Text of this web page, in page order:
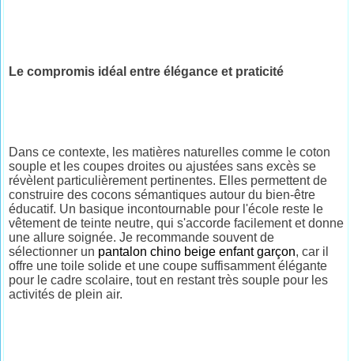
Le compromis idéal entre élégance et praticité
Dans ce contexte, les matières naturelles comme le coton
souple et les coupes droites ou ajustées sans excès se
révèlent particulièrement pertinentes. Elles permettent de
construire des cocons sémantiques autour du bien-être
éducatif. Un basique incontournable pour l'école reste le
vêtement de teinte neutre, qui s'accorde facilement et donne
une allure soignée. Je recommande souvent de
sélectionner un pantalon chino beige enfant garçon, car il
offre une toile solide et une coupe suffisamment élégante
pour le cadre scolaire, tout en restant très souple pour les
activités de plein air.